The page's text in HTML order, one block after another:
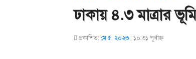
ঢাকায় ৪.৩ মাত্রার
প্রকাশিত: মে ৫, ২০২৩ ; ১০:৩১ পূর্বাহ্ণ